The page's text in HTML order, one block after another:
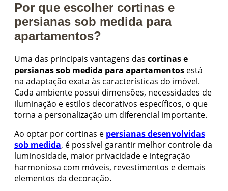
Por que escolher cortinas e
persianas sob medida para
apartamentos?
Uma das principais vantagens das cortinas e
persianas sob medida para apartamentos está
na adaptação exata às características do imóvel.
Cada ambiente possui dimensões, necessidades de
iluminação e estilos decorativos específicos, o que
torna a personalização um diferencial importante.
Ao optar por cortinas e persianas desenvolvidas
sob medida, é possível garantir melhor controle da
luminosidade, maior privacidade e integração
harmoniosa com móveis, revestimentos e demais
elementos da decoração.